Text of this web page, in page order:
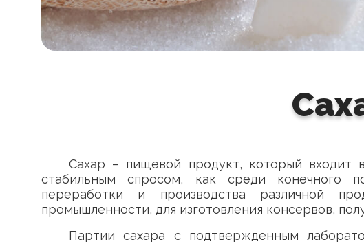
Сахар – пищевой продукт, который
стабильным спросом, как среди конечного
переработки и производства различной
промышленности, для изготовления консервов,
Партии сахара с подтвержденным